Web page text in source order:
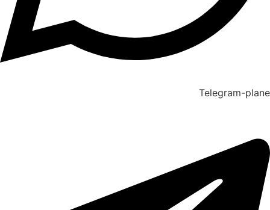
Telegram-plane